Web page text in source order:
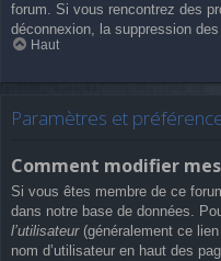
forum. Si vous rencontrez des
déconnexion, la suppression
Haut
Paramètres et
Comment modifier
Si vous êtes membre de ce
dans notre base de données.
l’utilisateur(généralement ce
nom d’utilisateur en haut des